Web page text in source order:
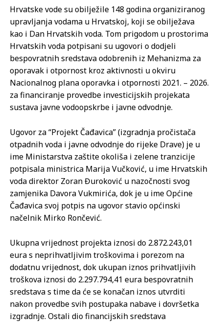
Hrvatske vode su obilježile 148 godina organiziranog
upravljanja vodama u Hrvatskoj, koji se obilježava
kao i Dan Hrvatskih voda. Tom prigodom u prostorima
Hrvatskih voda potpisani su ugovori o dodjeli
bespovratnih sredstava odobrenih iz Mehanizma za
oporavak i otpornost kroz aktivnosti u okviru
Nacionalnog plana oporavka i otpornosti 2021. – 2026.
za financiranje provedbe investicijskih projekata
sustava javne vodoopskrbe i javne odvodnje.
Ugovor za “Projekt Čađavica” (izgradnja pročistača
otpadnih voda i javne odvodnje do rijeke Drave) je u
ime Ministarstva zaštite okoliša i zelene tranzicije
potpisala ministrica Marija Vučković, u ime Hrvatskih
voda direktor Zoran Đuroković u nazočnosti svog
zamjenika Davora Vukmirića, dok je u ime Općine
Čađavica svoj potpis na ugovor stavio općinski
načelnik Mirko Rončević.
Ukupna vrijednost projekta iznosi do 2.872.243,01
eura s neprihvatljivim troškovima i porezom na
dodatnu vrijednost, dok ukupan iznos prihvatljivih
troškova iznosi do 2.297.794,41 eura bespovratnih
sredstava s time da će se konačan iznos utvrditi
nakon provedbe svih postupaka nabave i dovršetka
izgradnje. Ostali dio financijskih sredstava